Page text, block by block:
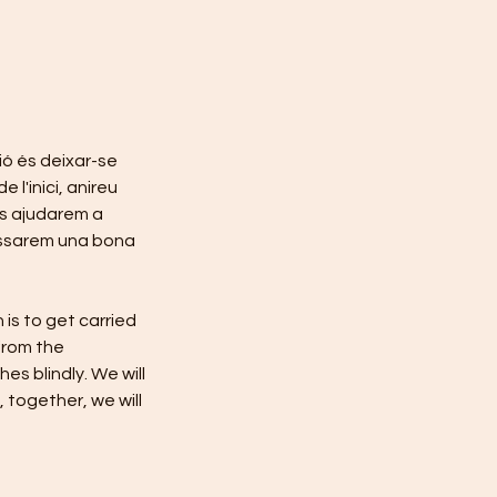
és deixar-se
l'inici, anireu
ajudarem a
una bona
is to get carried
the
blindly. We will
we will